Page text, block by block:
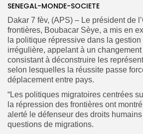
for:
FR
SENEGAL-MONDE-SOCIETE
Dakar 7 fèv, (APS) – Le président de
frontières, Boubacar Sèye, a mis en
la politique répressive dans la
irrégulière, appelant à un
consistant à déconstruire les
selon lesquelles la réussite passe
déplacement entre pays.
“Les politiques migratoires centrées
la répression des frontières ont
alerté le défenseur des droits
questions de migrations.